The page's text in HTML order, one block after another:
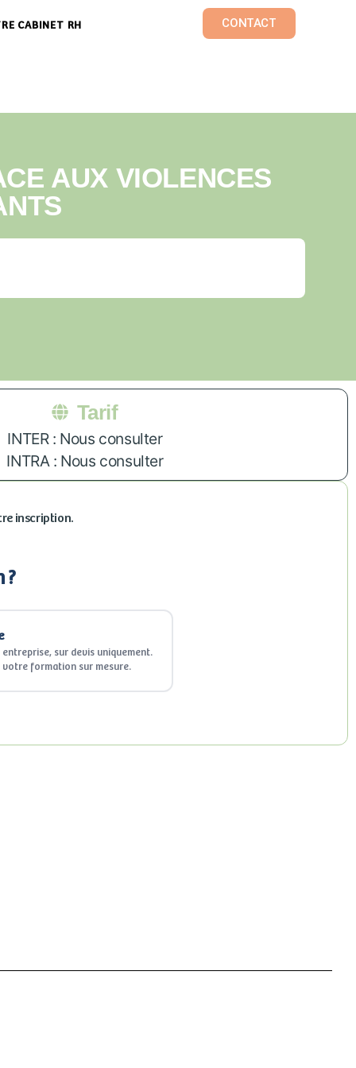
CABINET RH CONTACT
AUX VIOLENCES
Tarif
INTER : Nous consulter
INTRA : Nous consulter
inscription.
?
sur devis uniquement.
formation sur mesure.